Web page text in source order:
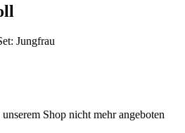
Jungfrau
Shop nicht mehr angeboten